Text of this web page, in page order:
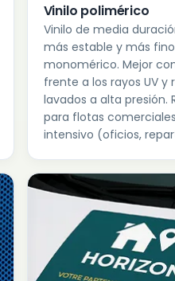
Vinilo polimérico
Vinilo de media
más estable y más
monomérico. Mejor
frente a los rayos UV y
lavados a alta presión.
para flotas
intensivo (oficios,